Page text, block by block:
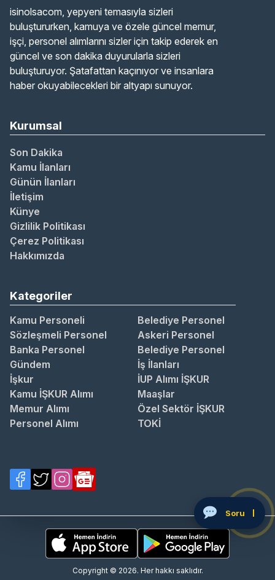
isinolsacom, yepyeni temasıyla sizleri
buluştururken, kamuya ve özele güncel memur,
işçi, personel alımlarını sizler için takip ederek en
güncel ve son dakika duyurularla sizleri
buluşturuyor. Şatafattan kaçınıyor ve insanlara
haber okuyabilecekleri bir altyapı sunuyor.
Kurumsal
Son Dakika
Kamu İlanları
Günün İlanları
İletişim
Künye
Gizlilik Politikası
Çerez Politikası
Hakkımızda
Kategoriler
Kamu Personeli
Belediye Personel
Sözleşmeli Personel
Askeri Personel
Banka Personel
Belediye Personel
Gündem
İş İlanları
İşkur
İUP Alımı İŞKUR
Kamu İŞKUR Alımı
Maaşlar
Memur Alımı
Özel Sektör İŞKUR
Personel Alımı
TOKİ
Copyright © 2026. Her hakkı saklıdır.